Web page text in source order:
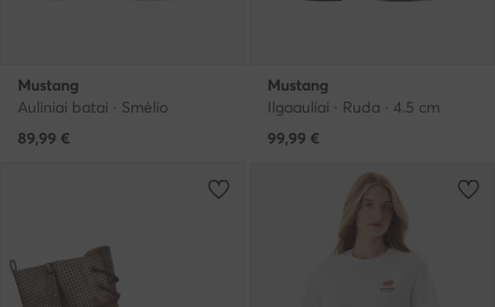
Mustang
Auliniai batai · Smėlio
89,99 €
Mustang
Ilgaauliai · Ruda · 4.5 cm
99,99 €